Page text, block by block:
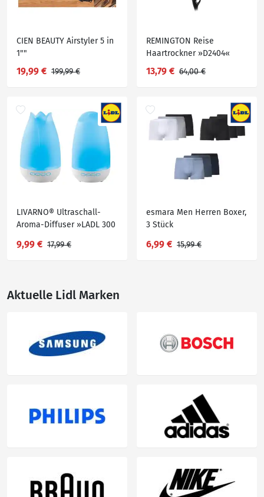
CIEN BEAUTY Airstyler 5 in
1""
19,99 € 199,99 €
REMINGTON Reise
Haartrockner »D2404«
13,79 € 64,00 €
LIVARNO® Ultraschall-
Aroma-Diffuser »LADL 300
9,99 € 17,99 €
esmara Men Herren Boxer,
3 Stück
6,99 € 15,99 €
Aktuelle Lidl Marken